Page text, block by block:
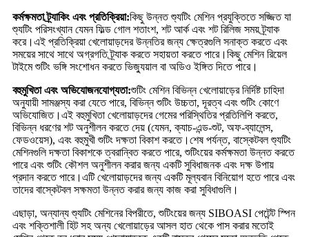
কর্মক্ষমতা ট্র্যাকিং এবং প্রতিক্রিয়া:কিছু উন্নত শ্যুটিং মেশিন প্রযুক্তিতে সজ্জিত যা
শ্যুটিং পরিসংখ্যান যেমন ফিল্ড গোল শতাংশ, শট আর্ক এবং শট রিলিজ সময় ট্র্যাক
করে।এই প্রতিক্রিয়া খেলোয়াড়দের উন্নতির জন্য ক্ষেত্রগুলি সনাক্ত করতে এবং
সময়ের সাথে সাথে অগ্রগতি ট্র্যাক করতে সহায়তা করতে পারে।কিছু মেশিন রিয়েল
টাইমে শুটিং ভঙ্গি সংশোধন করতে ভিজ্যুয়াল বা অডিও ইঙ্গিত দিতে পারে।
বহুমুখিতা এবং অভিযোজনযোগ্যতা:শুটিং মেশিন বিভিন্ন খেলোয়াড়ের নির্দিষ্ট চাহিদা
অনুযায়ী সামঞ্জস্য করা যেতে পারে, বিভিন্ন শুটিং উচ্চতা, দূরত্ব এবং শুটিং কোণে
অভিযোজিত।এই বহুমুখিতা খেলোয়াড়দের গেমের পরিস্থিতির প্রতিলিপি করতে,
বিভিন্ন ধরণের শট অনুশীলন করতে দেয় (যেমন, ক্যাচ-এন্ড-শুট, অফ-ব্যালেন্স,
ফেডওয়েস), এবং বহুমুখী শুটিং দক্ষতা বিকাশ করতে।শেষ পর্যন্ত, বাস্কেটবল শ্যুটিং
মেশিনগুলি দক্ষতা বিকাশকে ত্বরান্বিত করতে পারে, শুটিংয়ের কর্মক্ষমতা উন্নত করতে
পারে এবং শুটিং কৌশল অনুশীলন করার জন্য একটি সুবিধাজনক এবং দক্ষ উপায়
প্রদান করতে পারে।এটি খেলোয়াড়দের জন্য একটি মূল্যবান বিনিয়োগ হতে পারে এবং
তাদের বাস্কেটবল সক্ষমতা উন্নত করার জন্য কাজ করা সুবিধাগুলি।
এছাড়া, অন্যান্য শ্যুটিং মেশিনের বিপরীতে, শুটিংয়ের জন্য SIBOASI পেটেন্ট স্পিন
এবং শক্তিশালী হিট সহ অন্য খেলোয়াড়ের আসল হাত থেকে পাস করার মতোই